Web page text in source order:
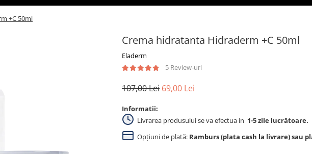
+C 50ml
Crema hidratanta Hidraderm +C 50ml
Eladerm
5 Review-uri
107,00 Lei 69,00 Lei
Informatii:
Livrarea produsului se va efectua in 1-5 zile lucrătoare.
Opțiuni de plată: Ramburs (plata cash la livrare) sau